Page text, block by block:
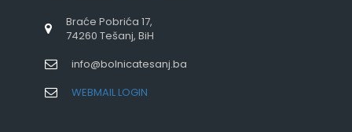
Braće Pobrića 17,
74260 Tešanj, BiH
info@bolnicatesanj.ba
WEBMAIL LOGIN